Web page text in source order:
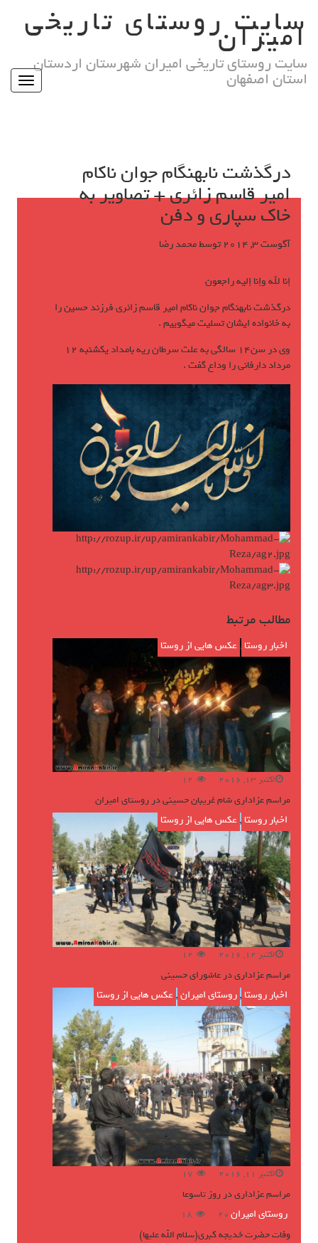
contentسایت روستای تاریخی
امیران
سایت روستای تاریخی امیران شهرستان اردستان
استان اصفهان Toggle
درگذشت نابهنگام جوان ناکام
امیر قاسم زائری + تصاویر به
خاک سپاری و دفن
آگوست 3, 2014 توسطمحمد رضا
إنا لله وإنا إليه راجعون *
درگذشت نابهنگام جوان ناکام امیر قاسم زائری فرزند حسین را
به خانواده ایشان تسلیت میگوییم .
وی در سن14 سالگی به علت سرطان ریه بامداد یکشنبه 12
مرداد دارفانی را وداع گفت .
مطالب مرتبط
اخبار روستا ,عکس هایی از روستا
اکتبر 13, 2016 12
مراسم عزاداری شام غریبان حسینی در روستای امیران
اخبار روستا ,عکس هایی از روستا
اکتبر 12, 2016 12
مراسم عزاداری در عاشورای حسینی
اخبار روستا ,روستای امیران,عکس هایی از روستا
اکتبر 11, 2016 17
مراسم عزاداری در روز تاسوعا
روستای امیران
ژوئن 16, 2016 18
وفات حضرت خدیجه کبری(سلام الله علیها)